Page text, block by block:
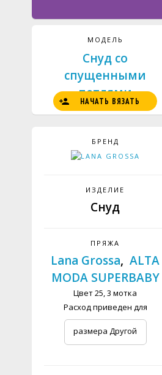
МОДЕЛЬ
Снуд со
спущенными
петлями
НАЧАТЬ ВЯЗАТЬ
БРЕНД
ИЗДЕЛИЕ
Снуд
ПРЯЖА
Lana Grossa, ALTA
MODA SUPERBABY
Цвет 25, 3 мотка
Расход приведен для
размера Другой